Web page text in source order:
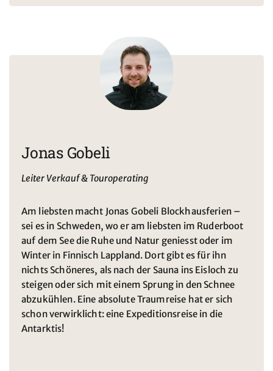
Jonas Gobeli
Leiter Verkauf & Touroperating
Am liebsten macht Jonas Gobeli Blockhausferien –
sei es in Schweden, wo er am liebsten im Ruderboot
auf dem See die Ruhe und Natur geniesst oder im
Winter in Finnisch Lappland. Dort gibt es für ihn
nichts Schöneres, als nach der Sauna ins Eisloch zu
steigen oder sich mit einem Sprung in den Schnee
abzukühlen. Eine absolute Traumreise hat er sich
schon verwirklicht: eine Expeditionsreise in die
Antarktis!